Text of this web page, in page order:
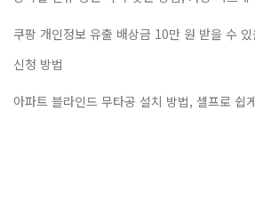
쿠팡 개인정보 유출 배상금 10만 원 받을 수
신청 방법
아파트 블라인드 무타공 설치 방법, 셀프로 쉽